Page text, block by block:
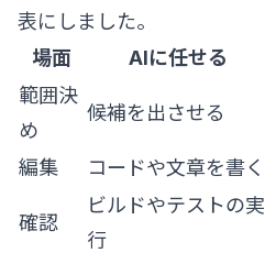
表にしました。
場面
AIに任せる
範囲決
め
候補を出させる
編集
コードや文章を書く
確認
ビルドやテストの実
行